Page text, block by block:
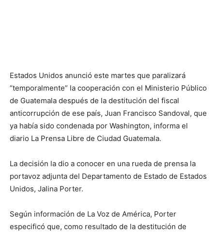
Estados Unidos anunció este martes que paralizará
“temporalmente” la cooperación con el Ministerio Público
de Guatemala después de la destitución del fiscal
anticorrupción de ese país, Juan Francisco Sandoval, que
ya había sido condenada por Washington, informa el
diario La Prensa Libre de Ciudad Guatemala.
La decisión la dio a conocer en una rueda de prensa la
portavoz adjunta del Departamento de Estado de Estados
Unidos, Jalina Porter.
Según información de La Voz de América, Porter
especificó que, como resultado de la destitución de